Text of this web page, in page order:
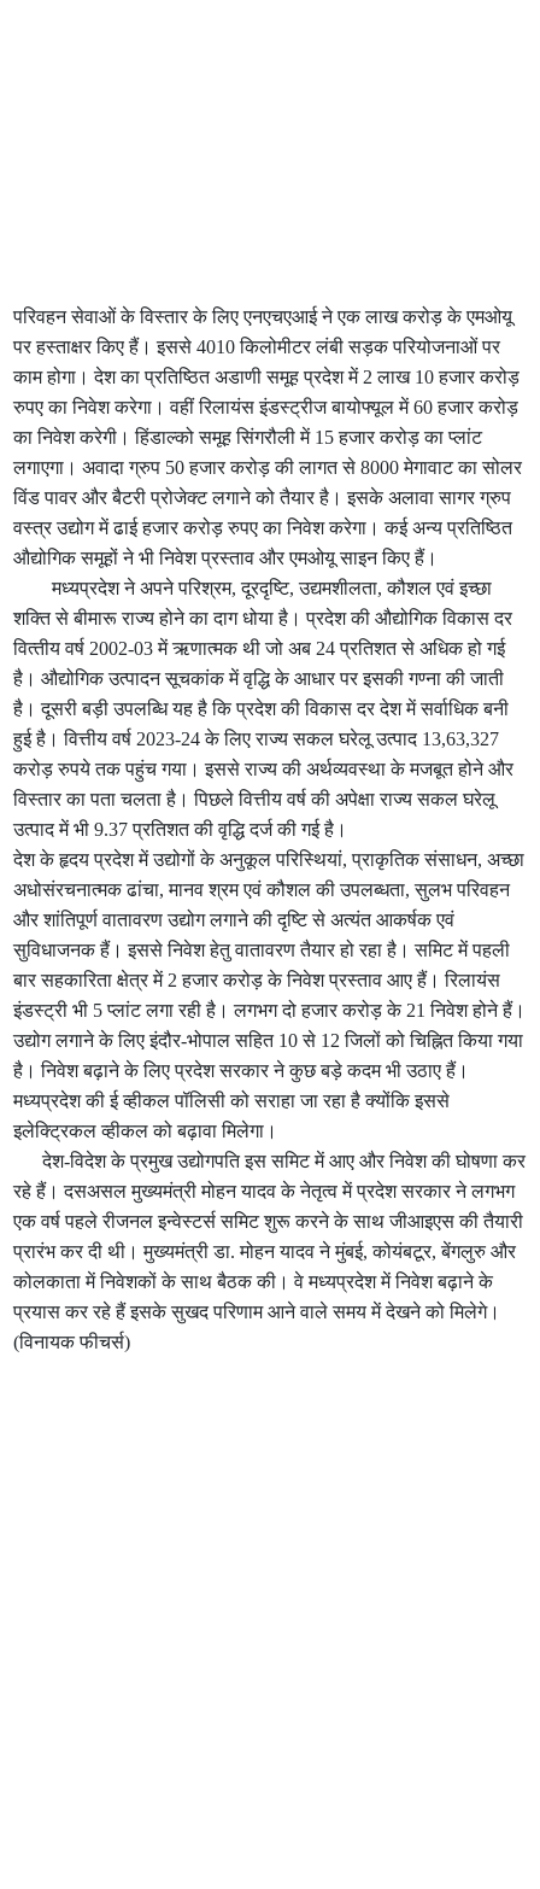
परिवहन सेवाओं के विस्‍तार के लिए एनएचएआई ने एक लाख करोड़ के एमओयू
पर हस्‍ताक्षर किए हैं। इससे 4010 किलोमीटर लंबी सड़क परियोजनाओं पर
काम होगा। देश का प्रतिष्ठित अडाणी समूह प्रदेश में 2 लाख 10 हजार करोड़
रुपए का निवेश करेगा। वहीं रिलायंस इंडस्ट्रीज बायोफ्यूल में 60 हजार करोड़
का निवेश करेगी। हिंडाल्को समूह सिंगरौली में 15 हजार करोड़ का प्लांट
लगाएगा। अवादा ग्रुप 50 हजार करोड़ की लागत से 8000 मेगावाट का सोलर
विंड पावर और बैटरी प्रोजेक्ट लगाने को तैयार है। इसके अलावा सागर ग्रुप
वस्‍त्र उद्योग में ढाई हजार करोड़ रुपए का निवेश करेगा। कई अन्‍य प्रतिष्ठित
औद्योगिक समूहों ने भी निवेश प्रस्‍ताव और एमओयू साइन किए हैं।
मध्‍यप्रदेश ने अपने परिश्रम, दूरदृष्टि, उद्यमशीलता, कौशल एवं इच्‍छा
शक्ति से बीमारू राज्‍य होने का दाग धोया है। प्रदेश की औद्योगिक विकास दर
वित्‍तीय वर्ष 2002-03 में ऋणात्मक थी जो अब 24 प्रतिशत से अधि‍क हो गई
है। औद्योगिक उत्पादन सूचकांक में वृद्धि के आधार पर इसकी गण्ना की जाती
है। दूसरी बड़ी उपलब्धि यह है कि प्रदेश की विकास दर देश में सर्वाधिक बनी
हुई है। वित्तीय वर्ष 2023-24 के लिए राज्य सकल घरेलू उत्पाद 13,63,327
करोड़ रुपये तक पहुंच गया। इससे राज्य की अर्थव्यवस्था के मजबूत होने और
विस्तार का पता चलता है। पिछले वित्तीय वर्ष की अपेक्षा राज्य सकल घरेलू
उत्पाद में भी 9.37 प्रतिशत की वृद्धि दर्ज की गई है।
देश के हृदय प्रदेश में उद्योगों के अनुकूल परिस्थियां, प्राकृतिक संसाधन, अच्‍छा
अधोसंरचनात्‍मक ढांचा, मानव श्रम एवं कौशल की उपलब्‍धता, सुलभ परिवहन
और शांतिपूर्ण वातावरण उद्योग लगाने की दृष्टि से अत्‍यंत आकर्षक एवं
सुविधाजनक हैं। इससे निवेश हेतु वातावरण तैयार हो रहा है। समिट में पहली
बार सहकारिता क्षेत्र में 2 हजार करोड़ के निवेश प्रस्‍ताव आए हैं। रिलायंस
इंडस्‍ट्री भी 5 प्लांट लगा रही है। लगभग दो हजार करोड़ के 21 निवेश होने हैं।
उद्योग लगाने के लिए इंदौर-भोपाल सहित 10 से 12 जिलों को चिह्नित किया गया
है। निवेश बढ़ाने के लिए प्रदेश सरकार ने कुछ बड़े कदम भी उठाए हैं।
मध्यप्रदेश की ई व्हीकल पॉलिसी को सराहा जा रहा है क्‍योंकि इससे
इलेक्ट्रिकल व्हीकल को बढ़ावा मिलेगा।
देश-विदेश के प्रमुख उद्योगपति इस समिट में आए और निवेश की घोषणा कर
रहे हैं। दसअसल मुख्‍यमंत्री मोहन यादव के नेतृत्व में प्रदेश सरकार ने लगभग
एक वर्ष पहले रीजनल इन्वेस्टर्स समिट शुरू करने के साथ जीआइएस की तैयारी
प्रारंभ कर दी थी। मुख्यमंत्री डा. मोहन यादव ने मुंबई, कोयंबटूर, बेंगलुरु और
कोलकाता में निवेशकों के साथ बैठक की। वे मध्‍यप्रदेश में निवेश बढ़ाने के
प्रयास कर रहे हैं इसके सुखद परिणाम आने वाले समय में देखने को मिलेगे।
(विनायक फीचर्स)